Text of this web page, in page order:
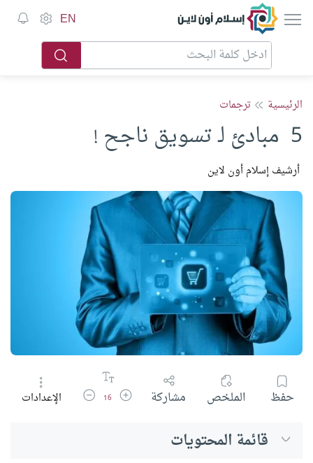
إسلام أون لاين EN
الرئيسية ترجمات
5 مبادئ لـ تسويق ناجح !
أرشيف إسلام أون لاين
حفظ الملخص مشاركة زيادة حجم الخط
16 تقليل حجم الخط
الإعدادات
قائمة المحتويات